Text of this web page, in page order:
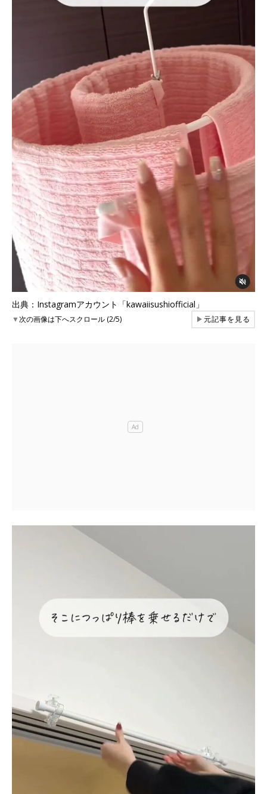
出典：Instagramアカウント「kawaiisushiofficial」
▼次の画像は下へスクロール (2/5) ▶元記事を見る